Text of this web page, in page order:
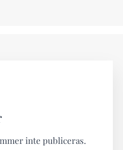
inte publiceras.